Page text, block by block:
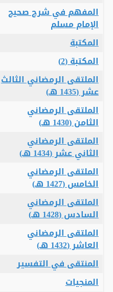
المفهم في شرح صحيح
الإمام مسلم
المكتبة
المكتبة (2)
الملتقى الرمضاني الثالث
عشر (1435 هـ)
الملتقى الرمضاني
الثامن (1430 هـ)
الملتقى الرمضاني
الثاني عشر (1434 هـ)
الملتقى الرمضاني
الخامس (1427 هـ)
الملتقى الرمضاني
السادس (1428 هـ)
الملتقى الرمضاني
العاشر (1432 هـ)
المنتقى في التفسير
المنجيات